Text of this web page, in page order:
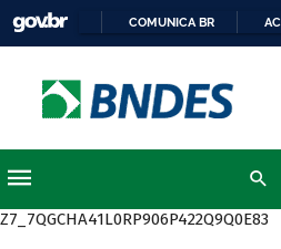
COMUNICA BR
Z7_7QGCHA41L0RP906P422Q9Q0E83